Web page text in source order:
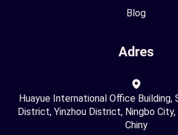
Blog
Adres
Huayue International Office Building,
District, Yinzhou District, Ningbo City,
Chiny